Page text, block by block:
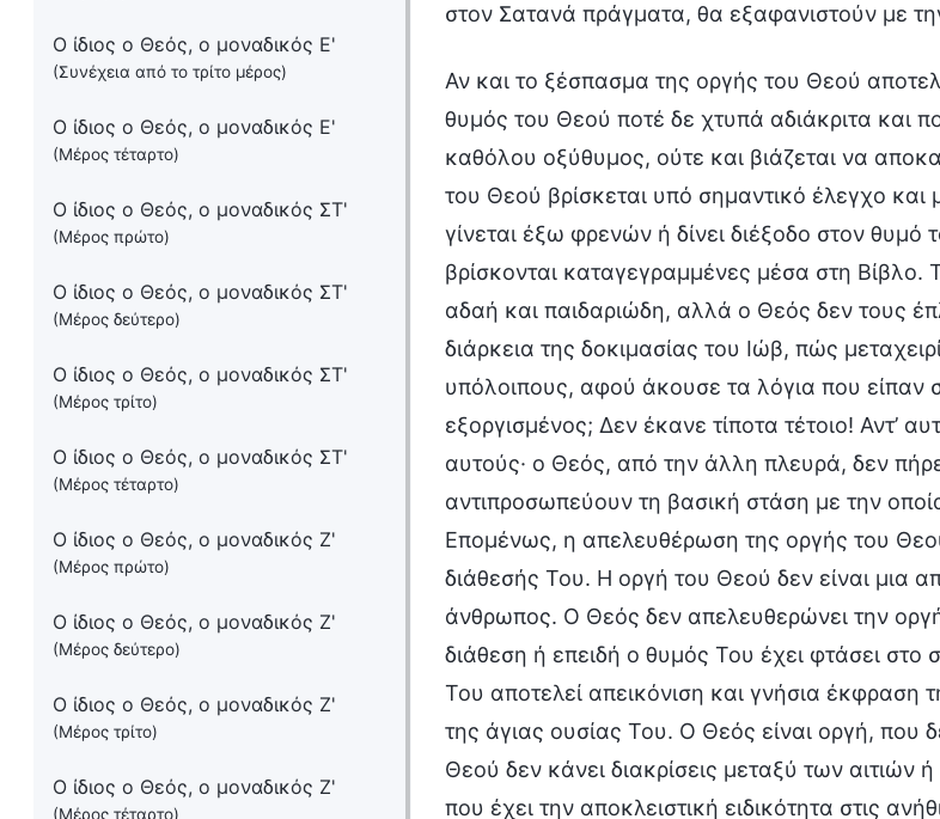
Ο ίδιος ο Θεός, ο μοναδικός Ε'
(Συνέχεια από το τρίτο μέρος)
Ο ίδιος ο Θεός, ο μοναδικός Ε'
(Μέρος τέταρτο)
Ο ίδιος ο Θεός, ο μοναδικός ΣΤ'
(Μέρος πρώτο)
Ο ίδιος ο Θεός, ο μοναδικός ΣΤ'
(Μέρος δεύτερο)
Ο ίδιος ο Θεός, ο μοναδικός ΣΤ'
(Μέρος τρίτο)
Ο ίδιος ο Θεός, ο μοναδικός ΣΤ'
(Μέρος τέταρτο)
Ο ίδιος ο Θεός, ο μοναδικός Ζ'
(Μέρος πρώτο)
Ο ίδιος ο Θεός, ο μοναδικός Ζ'
(Μέρος δεύτερο)
Ο ίδιος ο Θεός, ο μοναδικός Ζ'
(Μέρος τρίτο)
Ο ίδιος ο Θεός, ο μοναδικός Ζ'
(Μέρος τέταρτο)
στον Σατανά πράγματα, θα εξαφανιστούν με
Αν και το ξέσπασμα της οργής του Θεού
θυμός του Θεού ποτέ δε χτυπά αδιάκριτα και
καθόλου οξύθυμος, ούτε και βιάζεται να
του Θεού βρίσκεται υπό σημαντικό έλεγχο
γίνεται έξω φρενών ή δίνει διέξοδο στον
βρίσκονται καταγεγραμμένες μέσα στη
αδαή και παιδαριώδη, αλλά ο Θεός δεν τους
διάρκεια της δοκιμασίας του Ιώβ, πώς
υπόλοιπους, αφού άκουσε τα λόγια που
εξοργισμένος; Δεν έκανε τίποτα τέτοιο! Αντ’
αυτούς· ο Θεός, από την άλλη πλευρά, δεν
αντιπροσωπεύουν τη βασική στάση με την
Επομένως, η απελευθέρωση της οργής του
διάθεσής Του. Η οργή του Θεού δεν είναι μια
άνθρωπος. Ο Θεός δεν απελευθερώνει την οργή
διάθεση ή επειδή ο θυμός Του έχει φτάσει στο
Του αποτελεί απεικόνιση και γνήσια έκφραση
της άγιας ουσίας Του. Ο Θεός είναι οργή, που
Θεού δεν κάνει διακρίσεις μεταξύ των αιτιών
που έχει την αποκλειστική ειδικότητα στις